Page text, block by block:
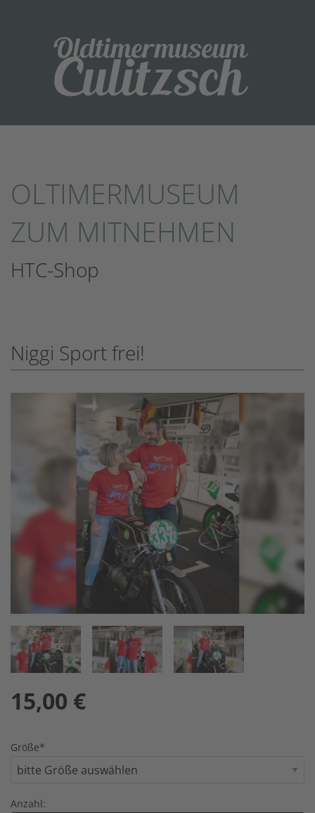
OLTIMERMUSEUM
ZUM MITNEHMEN
HTC-Shop
Niggi Sport frei!
15,00 €
Größe*
Anzahl: